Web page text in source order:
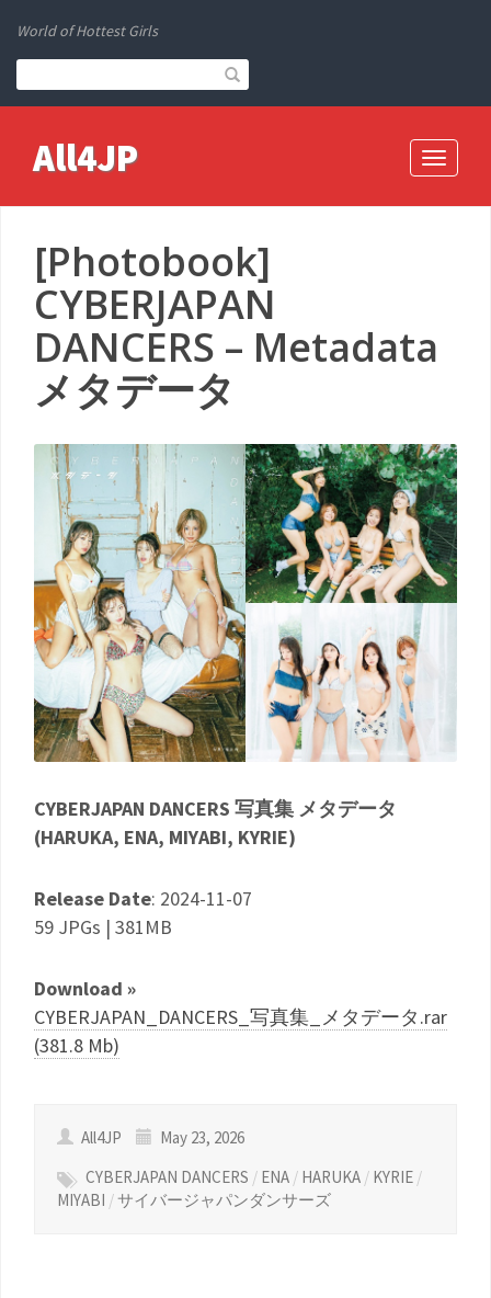
World of Hottest Girls
Toggle
All4JP
[Photobook]
CYBERJAPAN
DANCERS – Metadata
メタデータ
CYBERJAPAN DANCERS 写真集 メタデータ
(HARUKA, ENA, MIYABI, KYRIE)
Release Date: 2024-11-07
59 JPGs | 381MB
Download »
CYBERJAPAN_DANCERS_写真集_メタデータ.rar
(381.8 Mb)
All4JP
May 23, 2026
CYBERJAPAN DANCERS / ENA / HARUKA / KYRIE /
MIYABI /サイバージャパンダンサーズ